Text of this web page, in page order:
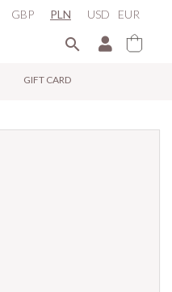
EUR
GBP PLN USD

GIFT CARD